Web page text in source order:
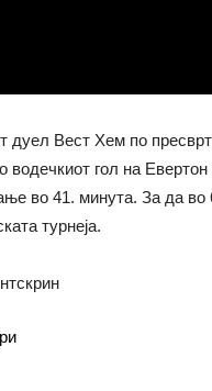
дуел Вест Хем по
водечкиот гол на
во 41. минута. За да во
турнеја.